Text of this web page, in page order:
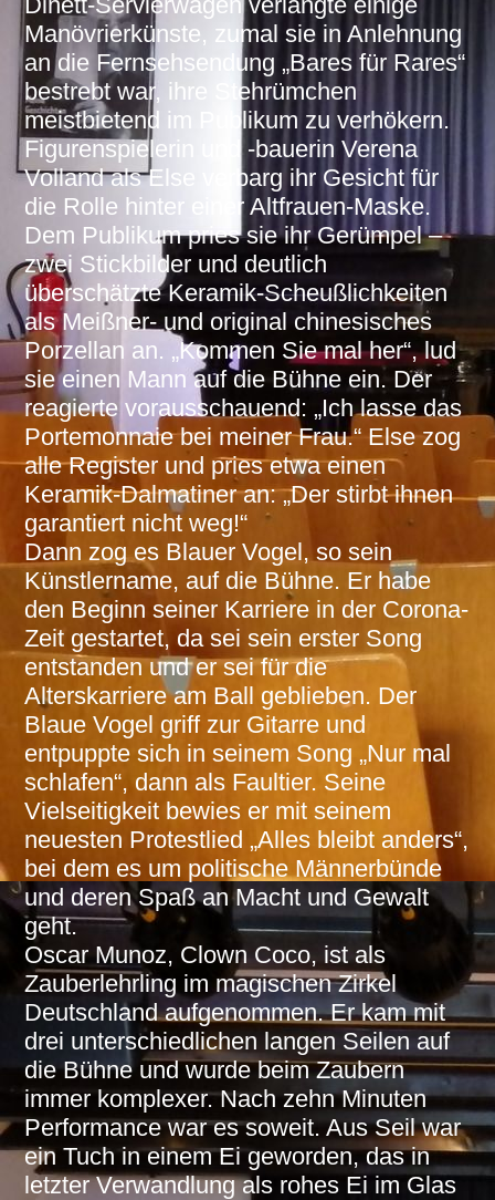
Manövrierkünste, zumal sie in Anlehnung
an die Fernsehsendung „Bares für Rares“
bestrebt war, ihre Stehrümchen
meistbietend im Publikum zu verhökern.
Figurenspielerin und -bauerin Verena
Volland als Else verbarg ihr Gesicht für
die Rolle hinter einer Altfrauen-Maske.
Dem Publikum pries sie ihr Gerümpel –
zwei Stickbilder und deutlich
überschätzte Keramik-Scheußlichkeiten
als Meißner- und original chinesisches
Porzellan an. „Kommen Sie mal her“, lud
sie einen Mann auf die Bühne ein. Der
reagierte vorausschauend: „Ich lasse das
Portemonnaie bei meiner Frau.“ Else zog
alle Register und pries etwa einen
Keramik-Dalmatiner an: „Der stirbt ihnen
garantiert nicht weg!“
Dann zog es Blauer Vogel, so sein
Künstlername, auf die Bühne. Er habe
den Beginn seiner Karriere in der Corona-
Zeit gestartet, da sei sein erster Song
entstanden und er sei für die
Alterskarriere am Ball geblieben. Der
Blaue Vogel griff zur Gitarre und
entpuppte sich in seinem Song „Nur mal
schlafen“, dann als Faultier. Seine
Vielseitigkeit bewies er mit seinem
neuesten Protestlied „Alles bleibt anders“,
bei dem es um politische Männerbünde
und deren Spaß an Macht und Gewalt
geht.
Oscar Munoz, Clown Coco, ist als
Zauberlehrling im magischen Zirkel
Deutschland aufgenommen. Er kam mit
drei unterschiedlichen langen Seilen auf
die Bühne und wurde beim Zaubern
immer komplexer. Nach zehn Minuten
Performance war es soweit. Aus Seil war
ein Tuch in einem Ei geworden, das in
letzter Verwandlung als rohes Ei im Glas